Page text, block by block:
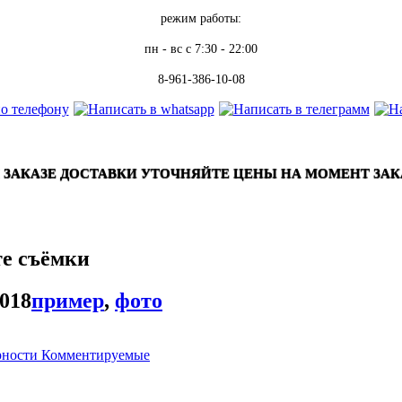
режим работы:
пн - вс с 7:30 - 22:00
8-961-386-10-08
ЗАКАЗЕ ДОСТАВКИ УТОЧНЯЙТЕ ЦЕНЫ НА МОМЕНТ
съёмки
пример, фото
Комментируемые